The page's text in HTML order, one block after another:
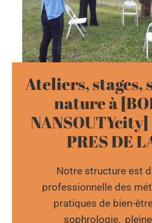
Ateliers, stages,
nature à
NANSOUTYcity]
PRES DE
Notre structure est
professionnelle des
pratiques de bien-
sophrologie,